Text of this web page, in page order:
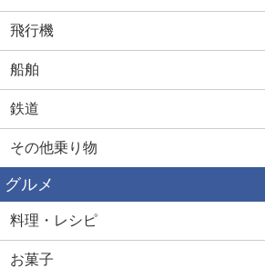
飛行機
船舶
鉄道
その他乗り物
グルメ
料理・レシピ
お菓子